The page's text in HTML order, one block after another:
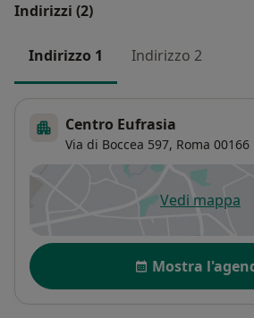
Indirizzi (2)
Indirizzo 1 Indirizzo 2
Centro Eufrasia
Via di Boccea 597, Roma 00166
Vedi mappa
si apre
Disponibilità
Mostra